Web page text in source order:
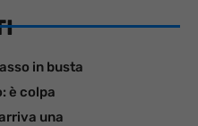
in busta
è colpa
una